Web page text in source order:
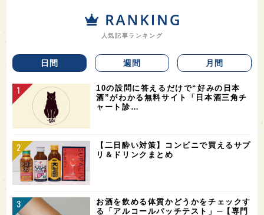
人気記事ランキング
日間 週間 月間
10の設問に答えるだけで“好みの日本
酒”がわかる無料サイト「日本酒三角チ
ャート診…
【二日酔い対策】コンビニで買えるサプ
リ＆ドリンクまとめ
お酒を飲める体質かどうかをチェックす
る「アルコールパッチテスト」─【専門